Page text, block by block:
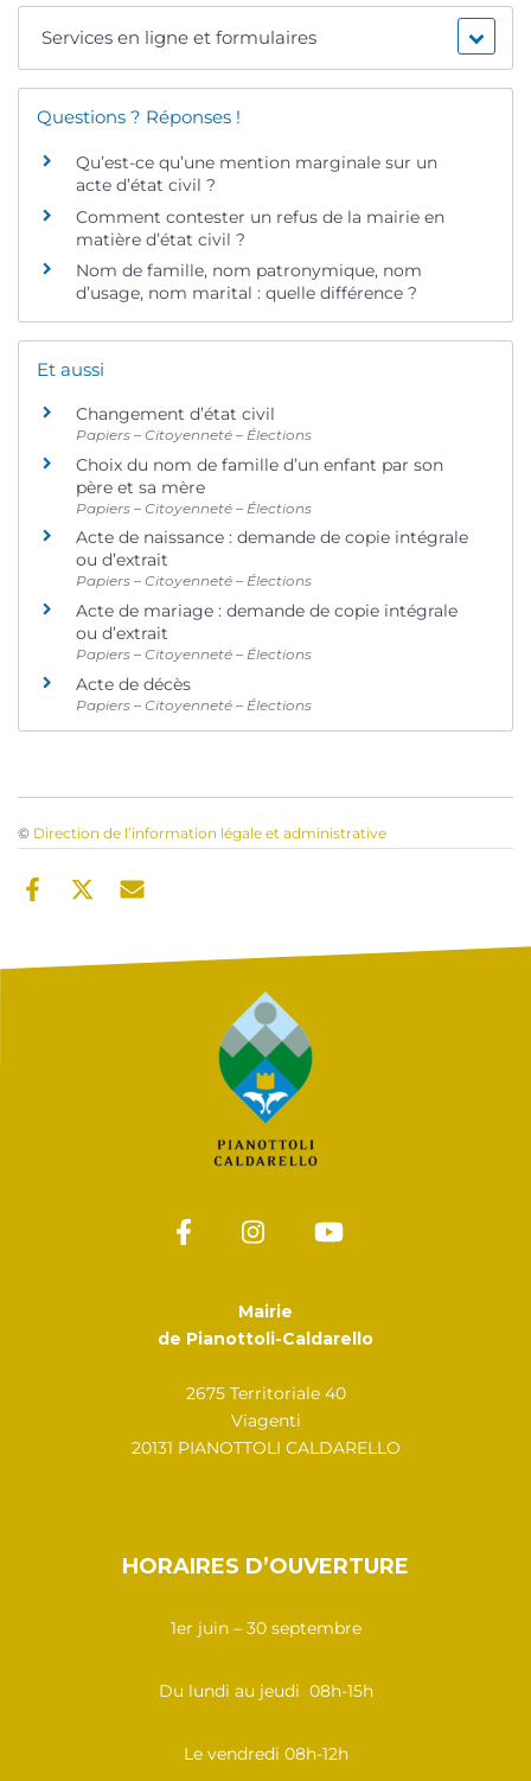
Services en ligne et formulaires
Questions ? Réponses !
Qu’est-ce qu’une mention marginale sur un
acte d’état civil ?
Comment contester un refus de la mairie en
matière d’état civil ?
Nom de famille, nom patronymique, nom
d’usage, nom marital : quelle différence ?
Et aussi
Changement d’état civil
Papiers – Citoyenneté – Élections
Choix du nom de famille d’un enfant par son
père et sa mère
Papiers – Citoyenneté – Élections
Acte de naissance : demande de copie intégrale
ou d’extrait
Papiers – Citoyenneté – Élections
Acte de mariage : demande de copie intégrale
ou d’extrait
Papiers – Citoyenneté – Élections
Acte de décès
Papiers – Citoyenneté – Élections
© Direction de l’information légale et administrative
Mairie
de Pianottoli-Caldarello
2675 Territoriale 40
Viagenti
20131 PIANOTTOLI CALDARELLO
HORAIRES D’OUVERTURE
1er juin – 30 septembre
Du lundi au jeudi 08h-15h
Le vendredi 08h-12h